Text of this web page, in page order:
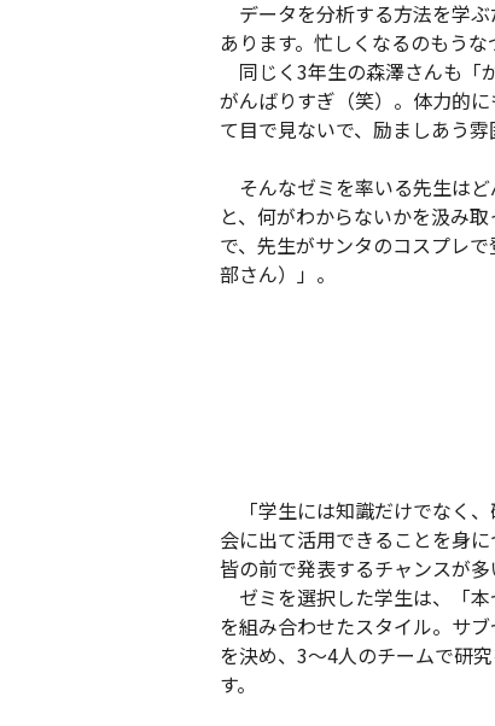
データを分析する方法を学
あります。忙しくなるのもうな
同じく3年生の森澤さんも「
がんばりすぎ（笑）。体力的
て目で見ないで、励ましあう雰
そんなゼミを率いる先生は
と、何がわからないかを汲み
で、先生がサンタのコスプレ
部さん）」。
「学生には知識だけでなく
会に出て活用できることを身
皆の前で発表するチャンスが多
ゼミを選択した学生は、「
を組み合わせたスタイル。サ
を決め、3～4人のチームで研
す。